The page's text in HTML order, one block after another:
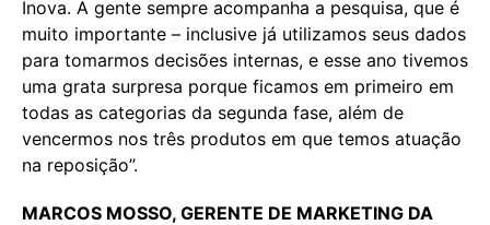
Inova. A gente sempre acompanha a pesquisa, que é
muito importante – inclusive já utilizamos seus dados
para tomarmos decisões internas, e esse ano tivemos
uma grata surpresa porque ficamos em primeiro em
todas as categorias da segunda fase, além de
vencermos nos três produtos em que temos atuação
na reposição”.
MARCOS MOSSO, GERENTE DE MARKETING DA